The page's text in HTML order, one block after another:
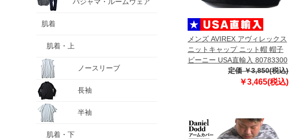
肌着
肌着・上
ノースリーブ
長袖
半袖
肌着・下
メンズ AVIREX アヴィレックス
ニットキャップ ニット帽 帽子
ビーニー USA直輸入 80783300
定価 ￥3,850(税込)
￥3,465(税込)